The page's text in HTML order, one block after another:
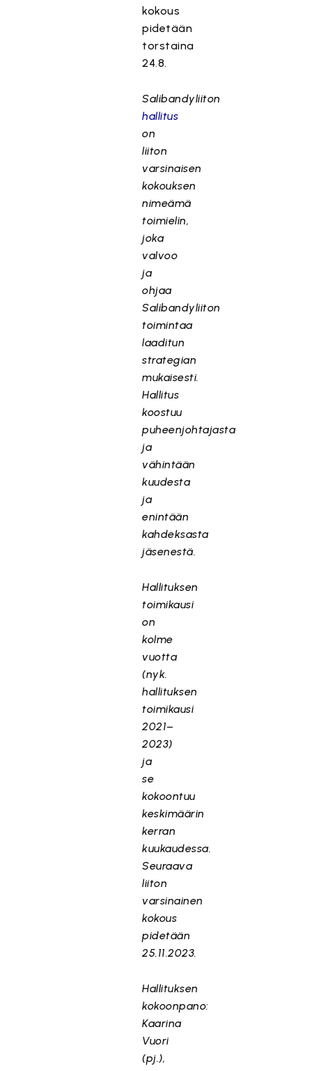
kokous
pidetään
torstaina
24.8.
Salibandyliiton
hallitus
on
liiton
varsinaisen
kokouksen
nimeämä
toimielin,
joka
valvoo
ja
ohjaa
Salibandyliiton
toimintaa
laaditun
strategian
mukaisesti.
Hallitus
koostuu
puheenjohtajasta
ja
vähintään
kuudesta
ja
enintään
kahdeksasta
jäsenestä.
Hallituksen
toimikausi
on
kolme
vuotta
(nyk.
hallituksen
toimikausi
2021–
2023)
ja
se
kokoontuu
keskimäärin
kerran
kuukaudessa.
Seuraava
liiton
varsinainen
kokous
pidetään
25.11.2023.
Hallituksen
kokoonpano:
Kaarina
Vuori
(pj.),